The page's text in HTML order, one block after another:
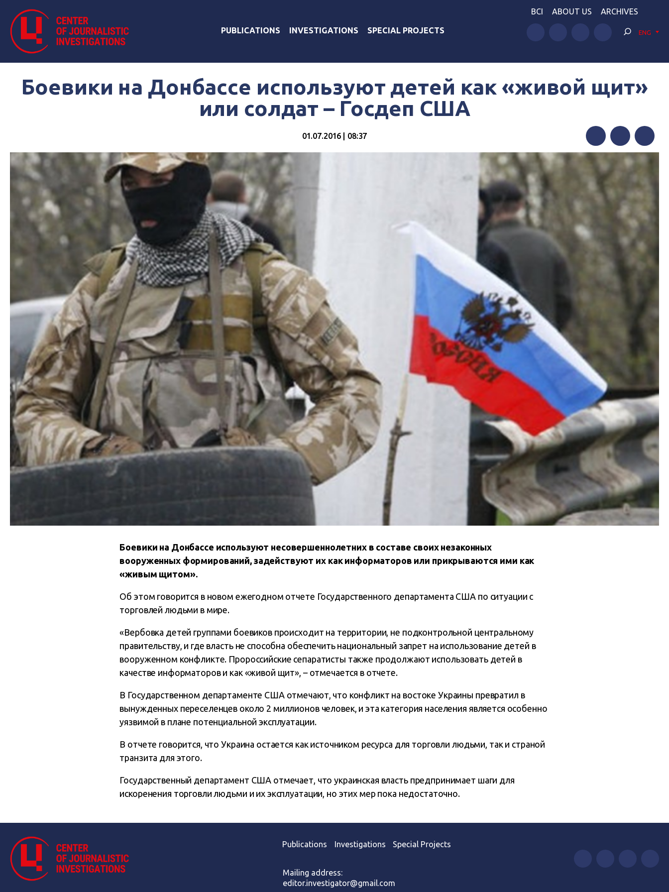
PUBLICATIONS INVESTIGATIONS SPECIAL PROJECTS
BCI ABOUT US ARCHIVES
ENG
Боевики на Донбассе используют детей как «живой щит»
или солдат – Госдеп США
01.07.2016 | 08:37
Twitter Telegram
Боевики на Донбассе используют несовершеннолетних в составе своих незаконных
вооруженных формирований, задействуют их как информаторов или прикрываются ими как
«живым щитом».
Об этом говорится в новом ежегодном отчете Государственного департамента США по ситуации с
торговлей людьми в мире.
«Вербовка детей группами боевиков происходит на территории, не подконтрольной центральному
правительству, и где власть не способна обеспечить национальный запрет на использование детей в
вооруженном конфликте. Пророссийские сепаратисты также продолжают использовать детей в
качестве информаторов и как «живой щит», – отмечается в отчете.
В Государственном департаменте США отмечают, что конфликт на востоке Украины превратил в
вынужденных переселенцев около 2 миллионов человек, и эта категория населения является особенно
уязвимой в плане потенциальной эксплуатации.
В отчете говорится, что Украина остается как источником ресурса для торговли людьми, так и страной
транзита для этого.
Государственный департамент США отмечает, что украинская власть предпринимает шаги для
искоренения торговли людьми и их эксплуатации, но этих мер пока недостаточно.
Publications Investigations Special Projects
Mailing address:
editor.investigator@gmail.com